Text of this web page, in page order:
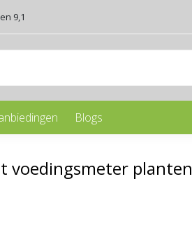
9,1
Blogs
voedingsmeter planten